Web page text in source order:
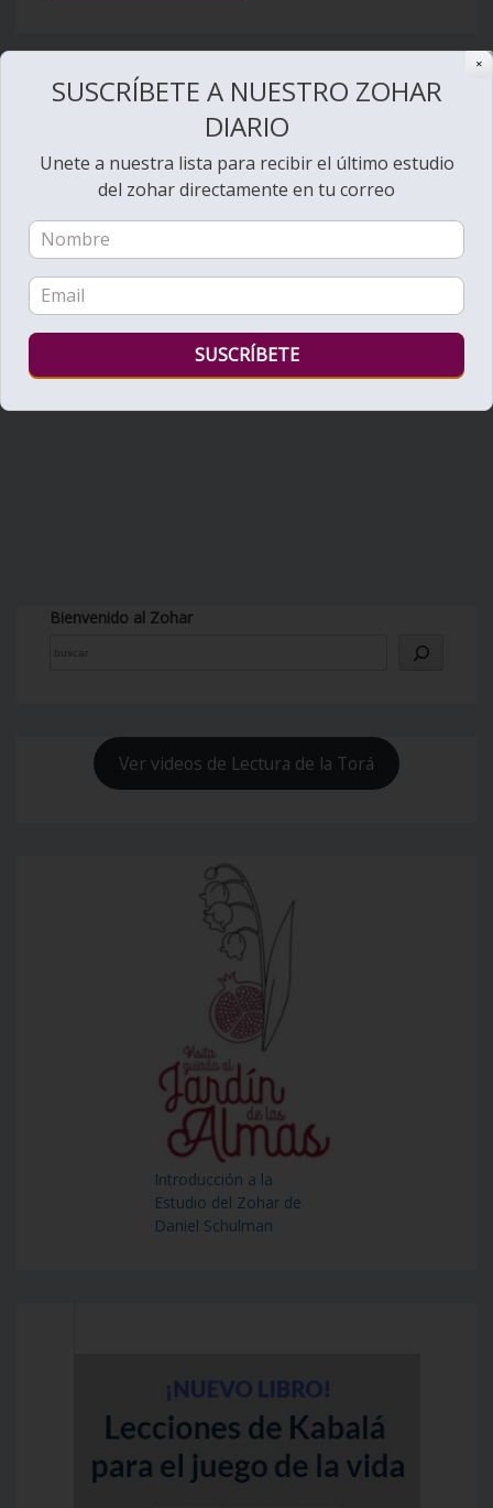
Bienvenido al Zohar
Ver videos de Lectura de la Torá
Introducción a la
Estudio del Zohar de
Daniel Schulman
✕
SUSCRÍBETE A NUESTRO ZOHAR
DIARIO
Unete a nuestra lista para recibir el último estudio
del zohar directamente en tu correo